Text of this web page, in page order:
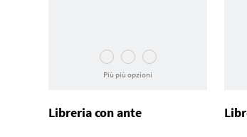
Più più opzioni
Libreria con ante